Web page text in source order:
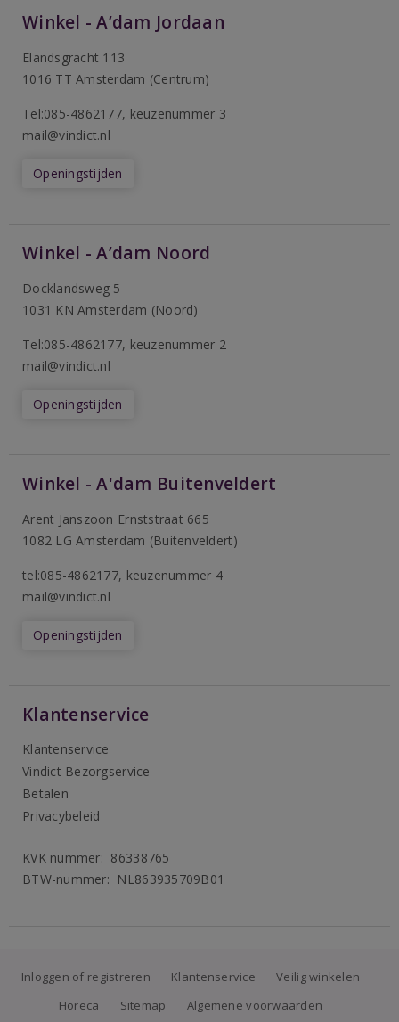
Winkel - A’dam Jordaan
Elandsgracht 113
1016 TT Amsterdam (Centrum)
Tel:085-4862177, keuzenummer 3
mail@vindict.nl
Openingstijden
Winkel - A’dam Noord
Docklandsweg 5
1031 KN Amsterdam (Noord)
Tel:085-4862177, keuzenummer 2
mail@vindict.nl
Openingstijden
Winkel - A'dam Buitenveldert
Arent Janszoon Ernststraat 665
1082 LG Amsterdam (Buitenveldert)
tel:085-4862177, keuzenummer 4
mail@vindict.nl
Openingstijden
Klantenservice
Klantenservice
Vindict Bezorgservice
Betalen
Privacybeleid
KVK nummer: 86338765
BTW-nummer: NL863935709B01
Inloggen of registreren Klantenservice
Veilig winkelen
Horeca
Sitemap Algemene voorwaarden